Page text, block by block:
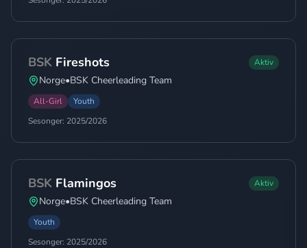
BSK Fireshots Aktiv
Norge•BSK Cheerleading Team
All-Girl
Youth
Sesonger: 2025/2026
BSK Flamingos Aktiv
Norge•BSK Cheerleading Team
Youth
Sesonger: 2025/2026